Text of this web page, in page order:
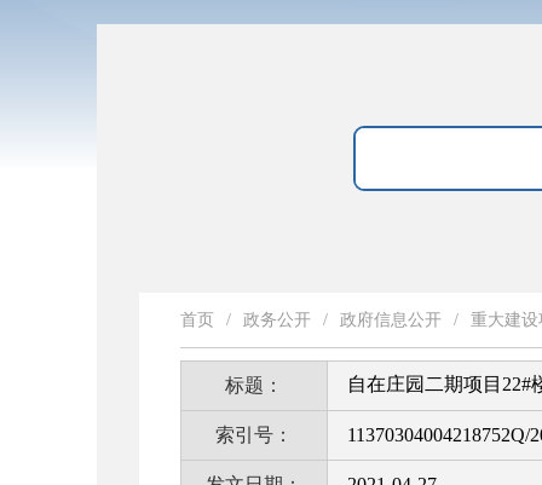
首页 / 政务公开 / 政府信息公开 / 重大建设
标题： 自在庄园二期项目22#
索引号： 11370304004218752Q/